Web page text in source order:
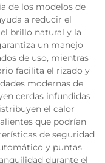
de los modelos de
a reducir el
brillo natural y la
un manejo
de uso, mientras
facilita el rizado y
modernas de
cerdas infundidas
el calor
que podrían
de seguridad
y puntas
durante el